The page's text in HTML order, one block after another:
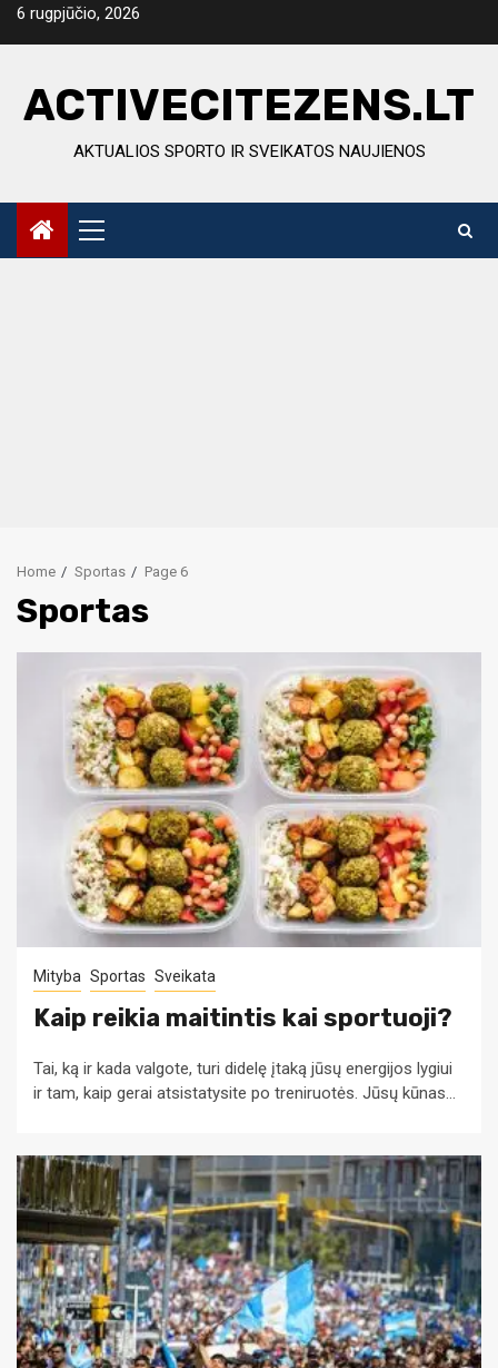
Skip6 rugpjūčio, 2026
ACTIVECITEZENS.LT
AKTUALIOS SPORTO IR SVEIKATOS NAUJIENOS
Primary
Menu
Home Sportas Page 6
Sportas
Mityba Sportas Sveikata
Kaip reikia maitintis kai sportuoji?
Tai, ką ir kada valgote, turi didelę įtaką jūsų energijos lygiui
ir tam, kaip gerai atsistatysite po treniruotės. Jūsų kūnas...